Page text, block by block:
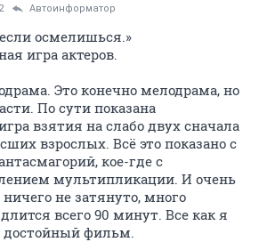
Автоинформатор
осмелишься.»
игра актеров.
Это конечно мелодрама, но
По сути показана
взятия на слабо двух сначала
взрослых. Всё это показано с
кое-где с
мультипликации. И очень
не затянуто, много
всего 90 минут. Все как я
фильм.